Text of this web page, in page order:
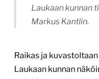
Laukaan kunnan
Markus Kantlin.
Raikas ja
Laukaan kunnan